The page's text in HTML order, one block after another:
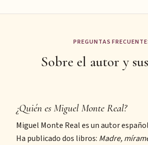
PREGUNTAS
Sobre el autor y
¿Quién es Miguel Monte Real?
Miguel Monte Real es un autor
Ha publicado dos libros: Madre,